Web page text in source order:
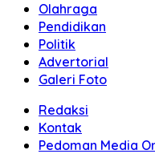
Olahraga
Pendidikan
Politik
Advertorial
Galeri Foto
Redaksi
Kontak
Pedoman Media